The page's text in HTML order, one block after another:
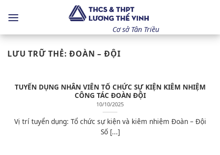
qua
Cơ sở Tân Triều
LƯU TRỮ THẺ:ĐOÀN – ĐỘI
TUYỂN DỤNG NHÂN VIÊN TỔ CHỨC SỰ KIỆN KIÊM NHIỆM
CÔNG TÁC ĐOÀN ĐỘI
10/10/2025
Vị trí tuyển dụng: Tổ chức sự kiện và kiêm nhiệm Đoàn – Đội
Số [...]